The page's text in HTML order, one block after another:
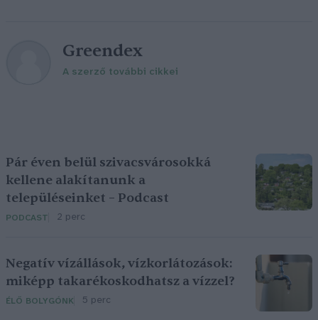
Greendex
A szerző további cikkei
Pár éven belül szivacsvárosokká
kellene alakítanunk a
településeinket – Podcast
PODCAST 2 perc
Negatív vízállások, vízkorlátozások:
miképp takarékoskodhatsz a vízzel?
ÉLŐ BOLYGÓNK 5 perc